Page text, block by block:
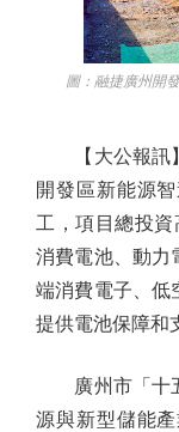
圖：融捷廣州開發
【大公報訊】
開發區新能源
工，項目總投
消費電池、動力
端消費電子、低
提供電池保障和
廣州市「十五
源與新型儲能